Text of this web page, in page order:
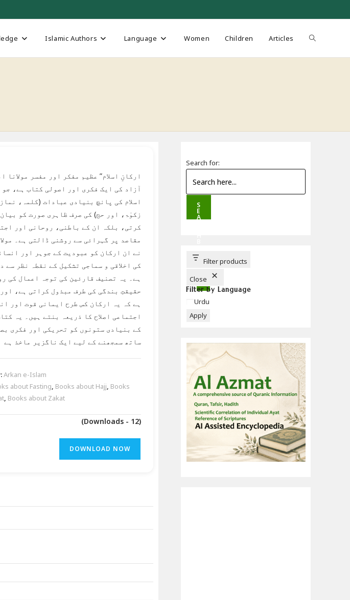
Islamic Authors Language Women Children Articles Toggle
ارکانِ اسلام” عظیم مفکر اور مفسر مولانا
آزاد کی ایک فکری اور اصولی کتاب ہے، جو
اسلام کی پانچ بنیادی عبادات (کلمہ،
زکوٰۃ، اور حج) کی صرف ظاہری صورت کو
کرتی، بلکہ ان کے باطنی، روحانی اور
مقاصد پر گہرائی سے روشنی ڈالتی ہے۔
نے ان ارکان کو عبودیت کے جوہر اور
کی اخلاقی و سماجی تشکیل کے نقطہ نظر سے
ہے۔ یہ تصنیف قارئین کی توجہ اعمال کی
حقیقتِ بندگی کی طرف مبذول کراتی ہے،
ہے کہ یہ ارکان کس طرح ایمانی قوت اور
اجتماعی اصلاح کا ذریعہ بنتے ہیں۔ یہ
کے بنیادی ستونوں کو تحریکی اور فکری
ساتھ سمجھنے کے لیے ایک ناگزیر ماخذ ہے
Arkan e-Islam
about Fasting, Books about Hajj, Books
, Books about Zakat
(Downloads - 12)
DOWNLOAD NOW
Search for:
S
E
A
T
T
Filter products
Close
Filter by Language
Language
Urdu
Apply